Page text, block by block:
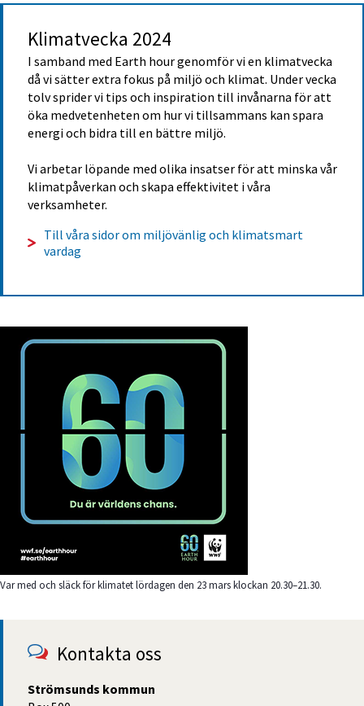
Klimatvecka 2024
I samband med Earth hour genomför vi en klimatvecka
då vi sätter extra fokus på miljö och klimat. Under vecka
tolv sprider vi tips och inspiration till invånarna för att
öka medvetenheten om hur vi tillsammans kan spara
energi och bidra till en bättre miljö.
Vi arbetar löpande med olika insatser för att minska vår
klimatpåverkan och skapa effektivitet i våra
verksamheter.
Till våra sidor om miljövänlig och klimatsmart
vardag
Var med och släck för klimatet lördagen den 23 mars klockan 20.30–21.30.
Kontakta oss
Strömsunds kommun